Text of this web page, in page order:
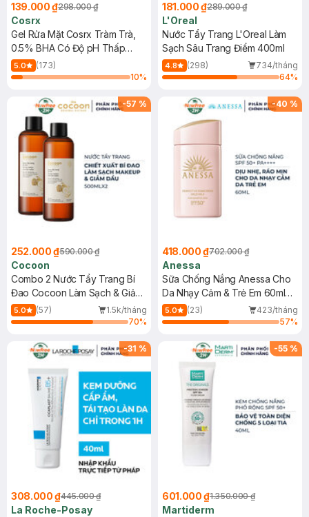
139.000 ₫298.000 ₫
Cosrx
Gel Rửa Mặt Cosrx Tràm Trà,
0.5% BHA Có Độ pH Thấp
150ml
5.0
(173)
10%
181.000 ₫289.000 ₫
L'Oreal
Nước Tẩy Trang L'Oreal Làm
Sạch Sâu Trang Điểm 400ml
4.8 (298)
734/tháng
64%
-57 %
252.000 ₫590.000 ₫
Cocoon
Combo 2 Nước Tẩy Trang Bí
Đao Cocoon Làm Sạch & Giảm
Dầu 500ml
5.0 (57)
1.5k/tháng
70%
-40 %
418.000 ₫702.000 ₫
Anessa
Sữa Chống Nắng Anessa Cho
Da Nhạy Cảm & Trẻ Em 60ml
(Mới)
5.0 (23)
423/tháng
57%
-31 %
308.000 ₫445.000 ₫
La Roche-Posay
-55 %
601.000 ₫1.350.000 ₫
Martiderm